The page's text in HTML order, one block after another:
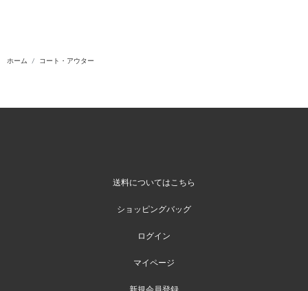
ホーム コート・アウター
送料についてはこちら
ショッピングバッグ
ログイン
マイページ